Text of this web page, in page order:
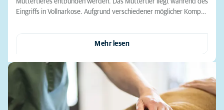
Muttertieres entbunden werden. Das Muttertier liegt während des
Eingriffs in Vollnarkose. Aufgrund verschiedener möglicher Komp…
Mehr lesen